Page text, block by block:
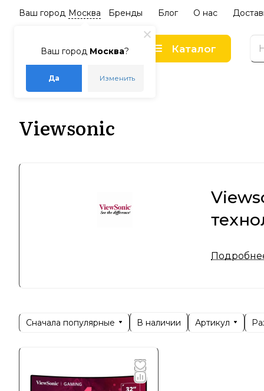
Ваш город Москва?
Да Изменить
Ваш город Москва Бренды Блог О нас
Каталог
Главная – Бренды
Viewsonic
Viewsonic
России и
Сначала популярные В наличии Артикул